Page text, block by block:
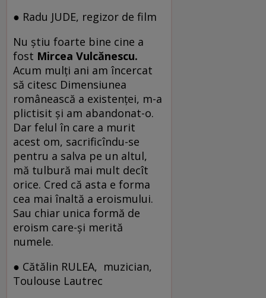
● Radu JUDE, regizor de film
Nu ştiu foarte bine cine a
fost Mircea Vulcănescu.
Acum mulţi ani am încercat
să citesc Dimensiunea
românească a existenţei, m-a
plictisit şi am abandonat-o.
Dar felul în care a murit
acest om, sacrificîndu-se
pentru a salva pe un altul,
mă tulbură mai mult decît
orice. Cred că asta e forma
cea mai înaltă a eroismului.
Sau chiar unica formă de
eroism care-şi merită
numele.
● Cătălin RULEA, muzician,
Toulouse Lautrec